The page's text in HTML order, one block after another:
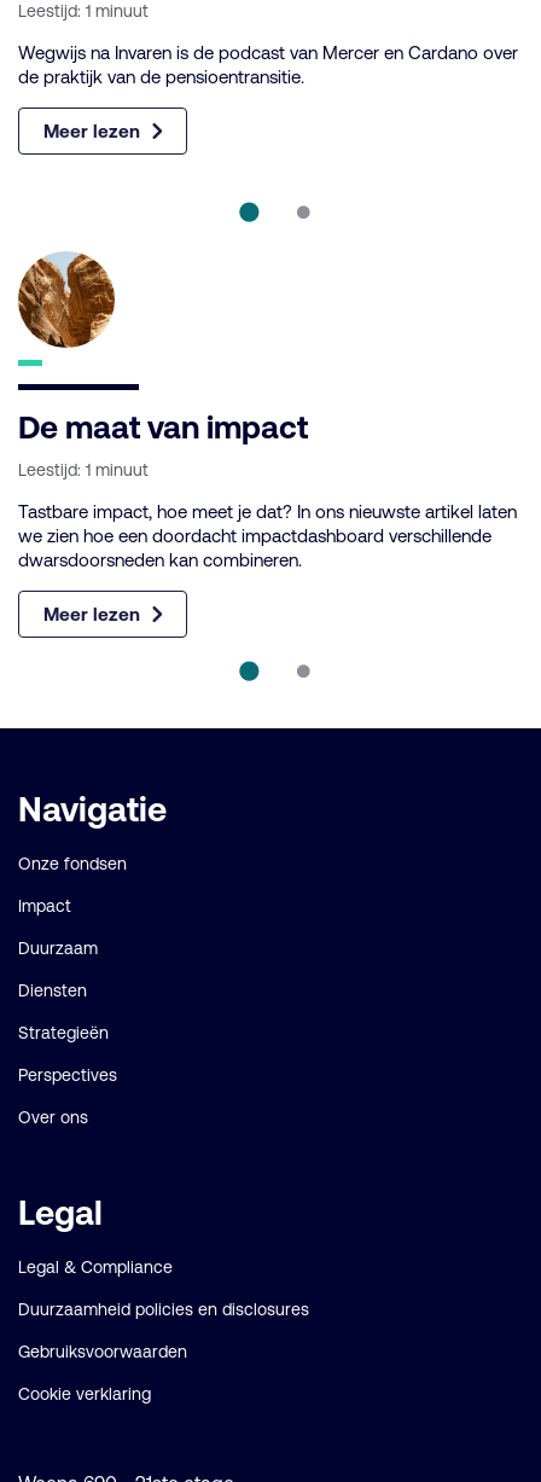
Leestijd: 1 minuut
Wegwijs na Invaren is de podcast van Mercer en Cardano over
de praktijk van de pensioentransitie.
Meer lezen
De maat van impact
Leestijd: 1 minuut
Tastbare impact, hoe meet je dat? In ons nieuwste artikel laten
we zien hoe een doordacht impactdashboard verschillende
dwarsdoorsneden kan combineren.
Meer lezen
Belangrijke
links
Navigatie
Onze fondsen
Impact
Duurzaam
Diensten
Strategieën
Perspectives
Over ons
Legal
Legal & Compliance
Duurzaamheid policies en disclosures
Gebruiksvoorwaarden
Cookie verklaring